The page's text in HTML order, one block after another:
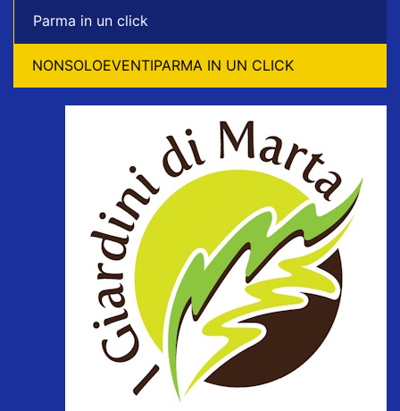
Parma in un click
NONSOLOEVENTIPARMA IN UN CLICK